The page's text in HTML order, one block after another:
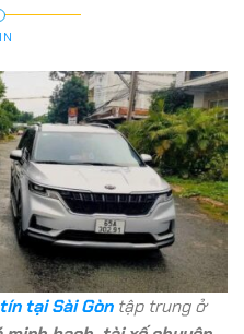
tại Sài Gòntập trung ở